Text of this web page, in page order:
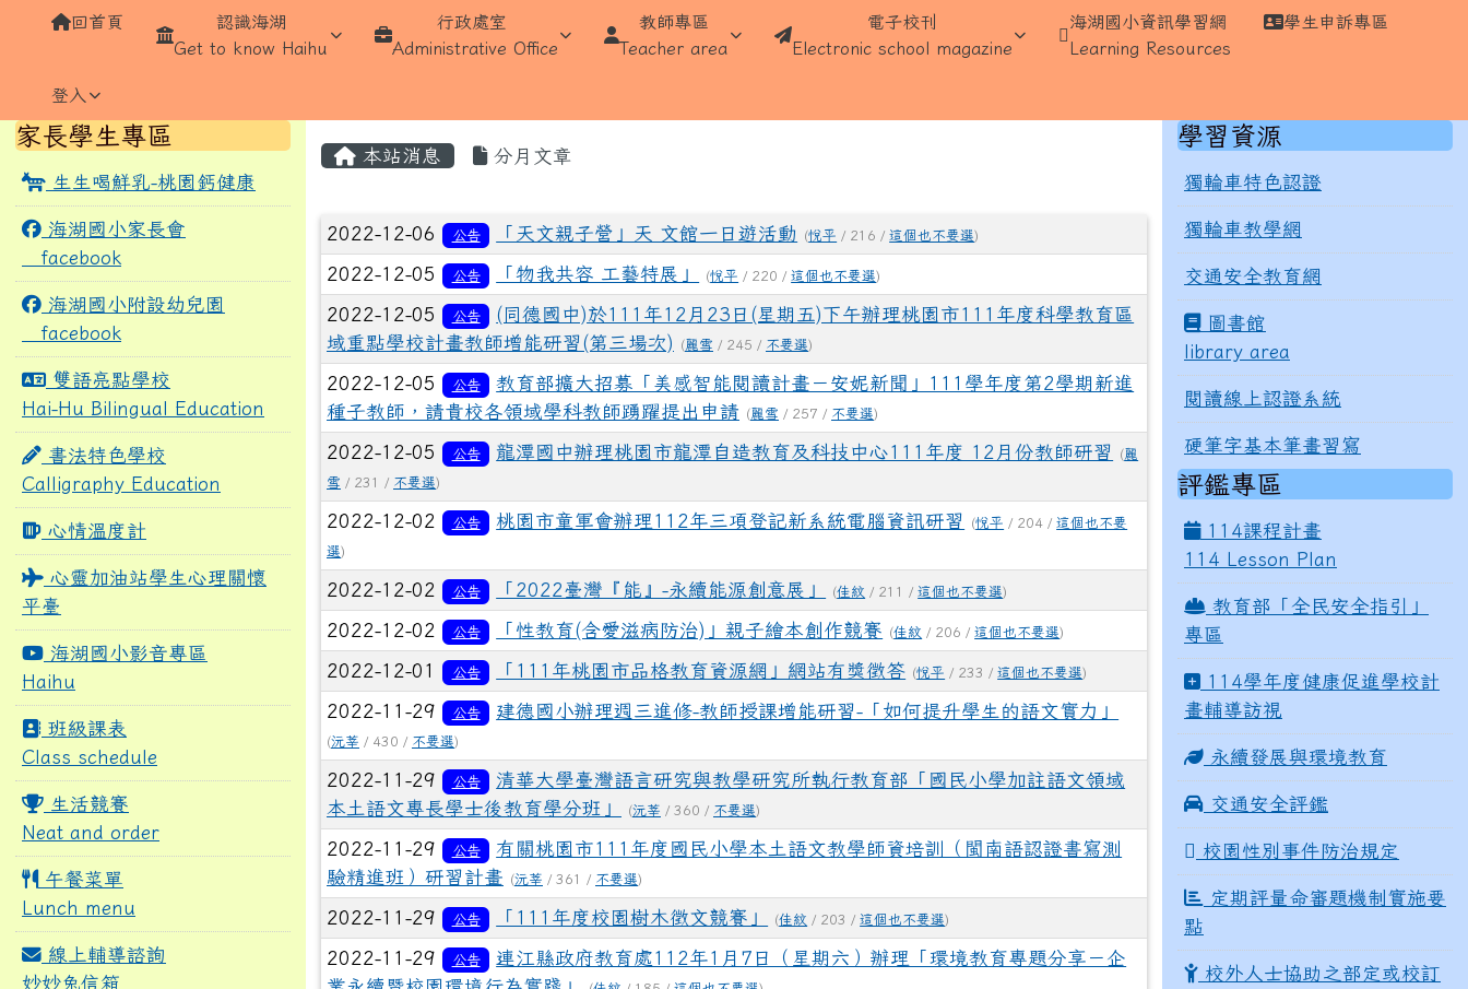
跳至主內容區
桃園市蘆竹區海湖國民小學
導覽列
回首頁
認識海湖
Get to know Haihu
行政處室
Administrative Office
教師專區
Teacher area
電子校刊
Electronic school magazine
海湖國小資訊學習網
Learning Resources
學生申訴專區
登入
左邊區域內容
家長學生專區
生生喝鮮乳-桃園鈣健康
海湖國小家長會
facebook
海湖國小附設幼兒園
facebook
雙語亮點學校
Hai-Hu Bilingual Education
書法特色學校
Calligraphy Education
心情溫度計
心靈加油站學生心理關懷
平臺
海湖國小影音專區
Haihu
班級課表
Class schedule
生活競賽
Neat and order
午餐菜單
Lunch menu
線上輔導諮詢
妙妙兔信箱
主內容區域
本站消息 分月文章
文章列表
2022-12-06 公告 「天文親子營」天 文館一日遊活動 (悅平 / 216 /這個也不要選)
2022-12-05 公告 「物我共容 工藝特展」 (悅平 / 220 /這個也不要選)
2022-12-05 公告
(同德國中)於111年12月23日(星期五)下午辦理桃園市111年度科學教育區
域重點學校計畫教師增能研習(第三場次)
(麗雪 / 245 / 不要選)
2022-12-05 公告
教育部擴大招募「美感智能閱讀計畫－安妮新聞」111學年度第2學期新進
種子教師，請貴校各領域學科教師踴躍提出申請
(麗雪 / 257 / 不要選)
2022-12-05 公告 龍潭國中辦理桃園市龍潭自造教育及科技中心111年度 12月份教師研習 (麗
雪 / 231 / 不要選)
2022-12-02 公告 桃園市童軍會辦理112年三項登記新系統電腦資訊研習 (悅平 / 204 /這個也不要
選)
2022-12-02 公告 「2022臺灣『能』-永續能源創意展」 (佳紋 / 211 /這個也不要選)
2022-12-02 公告 「性教育(含愛滋病防治)」親子繪本創作競賽 (佳紋 / 206 /這個也不要選)
2022-12-01 公告 「111年桃園市品格教育資源網」網站有獎徵答 (悅平 / 233 /這個也不要選)
2022-11-29 公告 建德國小辦理週三進修-教師授課增能研習-「如何提升學生的語文實力」
(沅莘 / 430 / 不要選)
2022-11-29 公告
清華大學臺灣語言研究與教學研究所執行教育部「國民小學加註語文領域
本土語文專長學士後教育學分班」
(沅莘 / 360 / 不要選)
2022-11-29 公告
有關桃園市111年度國民小學本土語文教學師資培訓（閩南語認證書寫測
驗精進班）研習計畫
(沅莘 / 361 / 不要選)
2022-11-29 公告 「111年度校園樹木徵文競賽」 (佳紋 / 203 /這個也不要選)
2022-11-29 公告
連江縣政府教育處112年1月7日（星期六）辦理「環境教育專題分享－企
右邊區域內容
學習資源
獨輪車特色認證
獨輪車教學網
交通安全教育網
圖書館
library area
閱讀線上認證系統
硬筆字基本筆畫習寫
評鑑專區
114課程計畫
114 Lesson Plan
教育部「全民安全指引」
專區
114學年度健康促進學校計
畫輔導訪視
永續發展與環境教育
交通安全評鑑
校園性別事件防治規定
定期評量命審題機制實施要
點
校外人士協助之部定或校訂
頁尾區域